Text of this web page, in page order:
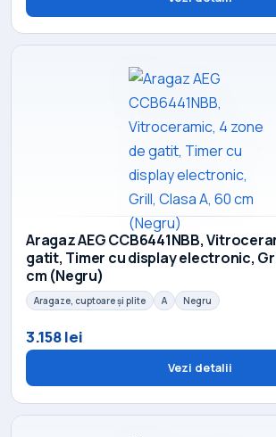
Aragaz AEG CCB6441NBB,
gatit, Timer cu display electronic,
cm (Negru)
Aragaze, cuptoare și plite A Negru
3.158 lei
Vezi detalii